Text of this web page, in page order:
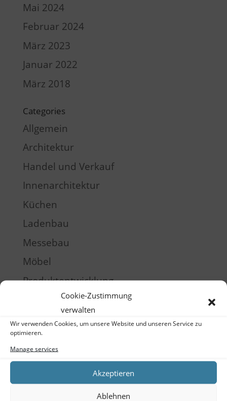
Cookie-Zustimmung
verwalten
Wir verwenden Cookies, um unsere Website und unseren Service zu
optimieren.
Manage services
Akzeptieren
Ablehnen
Mai 2024
Februar 2024
März 2023
Januar 2022
März 2018
Categories
Allgemein
Architektur
Handel und Verkauf
Innenarchitektur
Küchen
Ladenbau
Messebau
Möbel
Produktentwicklung
Raumgestaltung
Schulung
Training
Meta
Log in